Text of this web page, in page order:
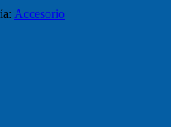
Accesorio